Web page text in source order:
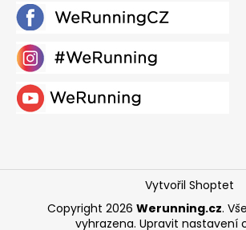
Vytvořil Shoptet
Copyright 2026 Werunning.cz.
vyhrazena. Upravit nastavení